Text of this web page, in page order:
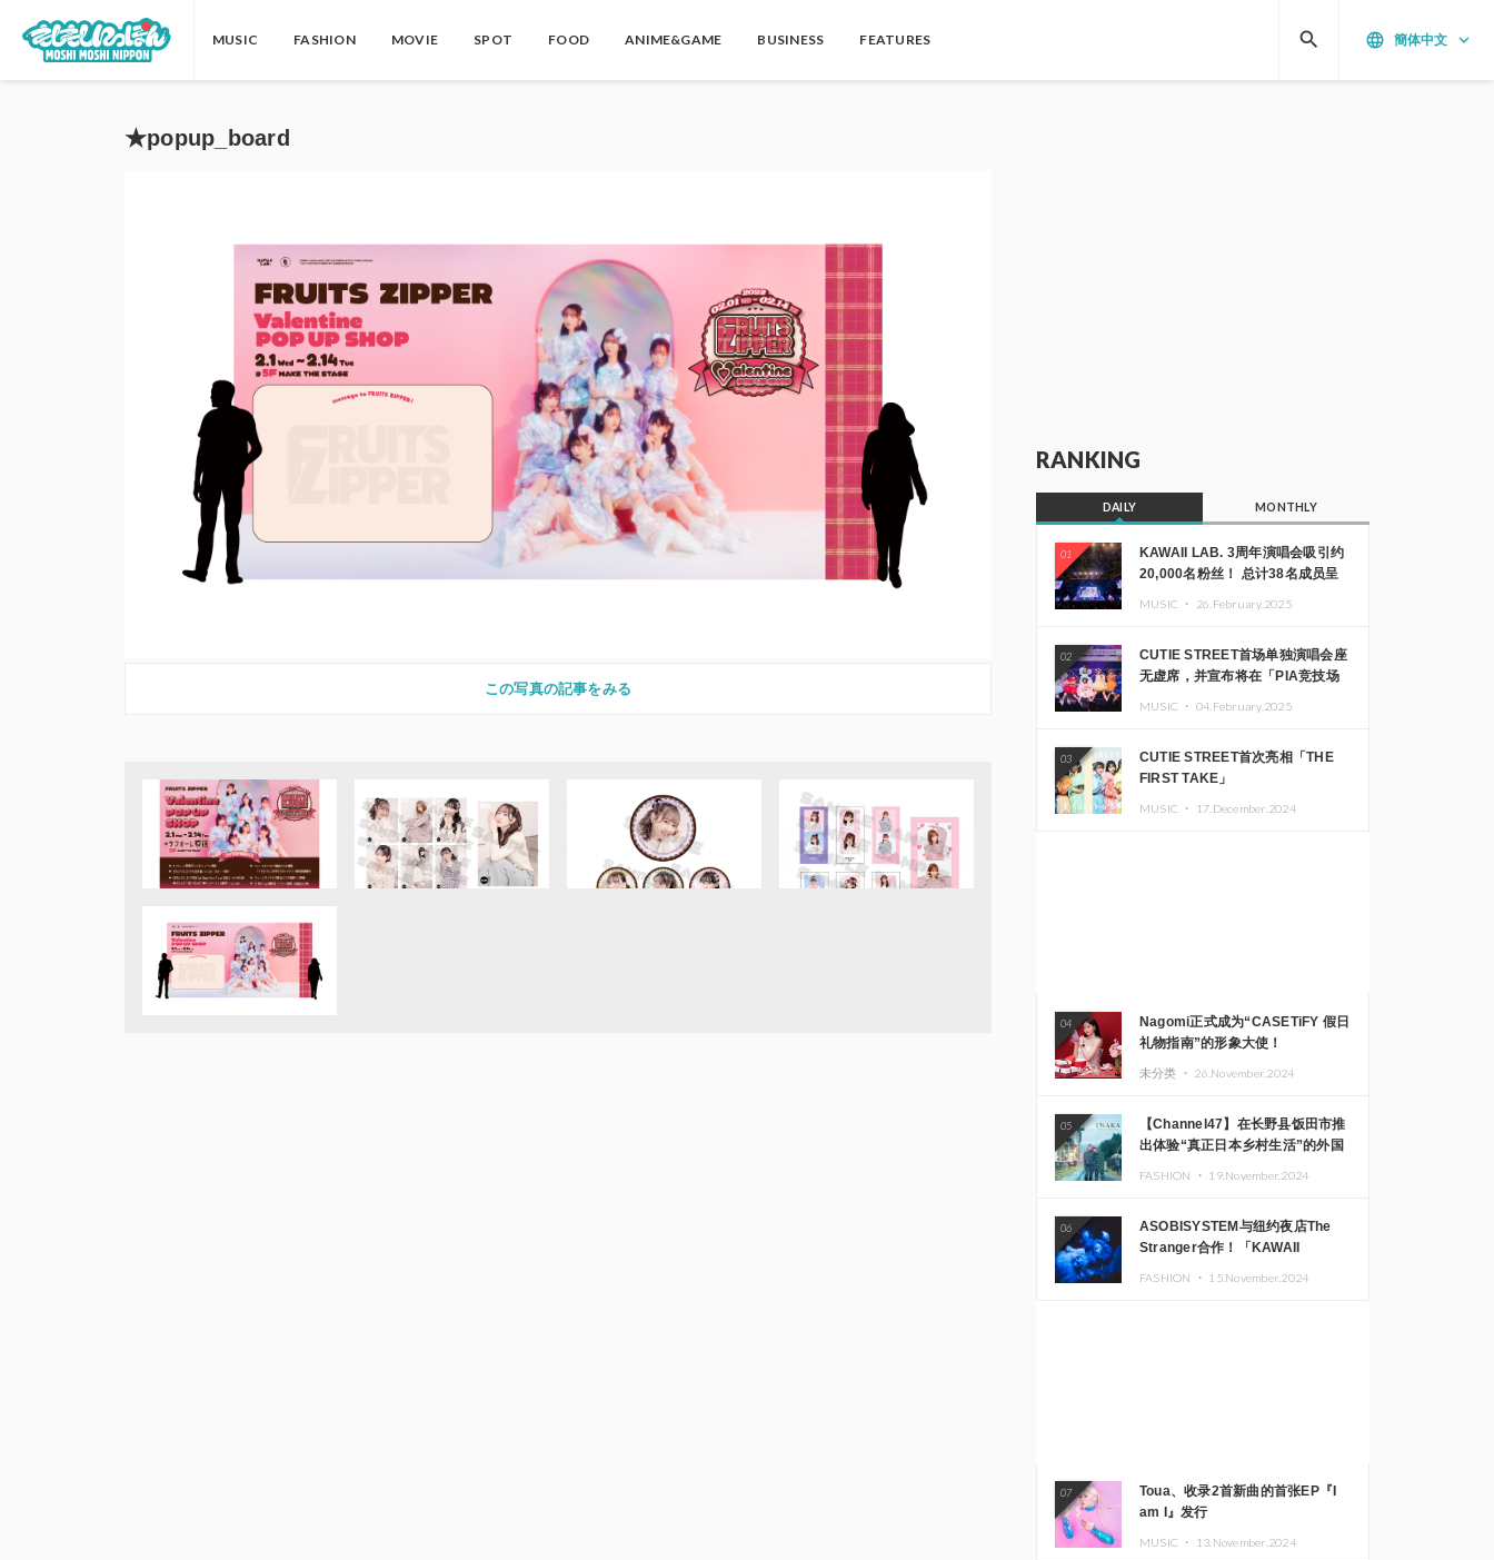
MUSIC FASHION MOVIE SPOT FOOD ANIME&GAME BUSINESS FEATURES language 簡体中文 keyboard_arrow_down
search
★popup_board
この写真の記事をみる
RANKING
DAILY MONTHLY
01
KAWAII LAB. 3周年演唱会吸引约
20,000名粉丝！ 总计38名成员呈
MUSIC ・ 26.February.2025
02
CUTIE STREET首场单独演唱会座
无虚席，并宣布将在「PIA竞技场
MUSIC ・ 04.February.2025
03
CUTIE STREET首次亮相「THE
FIRST TAKE」
MUSIC ・ 17.December.2024
04
Nagomi正式成为“CASETiFY 假日
礼物指南”的形象大使！
未分类 ・ 26.November.2024
05
【Channel47】在长野县饭田市推
出体验“真正日本乡村生活”的外国
FASHION ・ 19.November.2024
06
ASOBISYSTEM与纽约夜店The
Stranger合作！「KAWAII
FASHION ・ 15.November.2024
07
Toua、收录2首新曲的首张EP『I
am I』发行
MUSIC ・ 13.November.2024